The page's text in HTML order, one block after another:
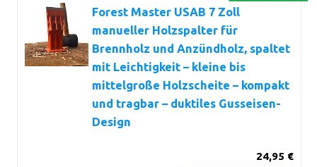
Forest Master USAB 7 Zoll
manueller Holzspalter für
Brennholz und Anzündholz, spaltet
mit Leichtigkeit – kleine bis
mittelgroße Holzscheite – kompakt
und tragbar – duktiles Gusseisen-
Design
24,95 €